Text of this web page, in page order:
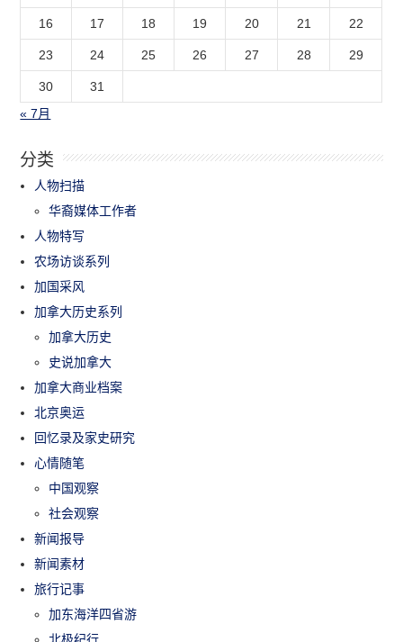
16 17 18 19 20 21 22
23 24 25 26 27 28 29
30
31
« 7月
分类
人物扫描
华裔媒体工作者
人物特写
农场访谈系列
加国采风
加拿大历史系列
加拿大历史
史说加拿大
加拿大商业档案
北京奥运
回忆录及家史研究
心情随笔
中国观察
社会观察
新闻报导
新闻素材
旅行记事
加东海洋四省游